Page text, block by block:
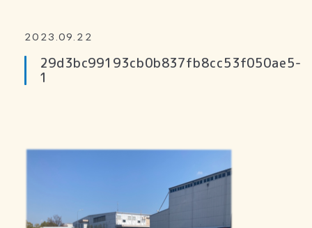
2023.09.22
29d3bc99193cb0b837fb8cc53f050ae5-
1